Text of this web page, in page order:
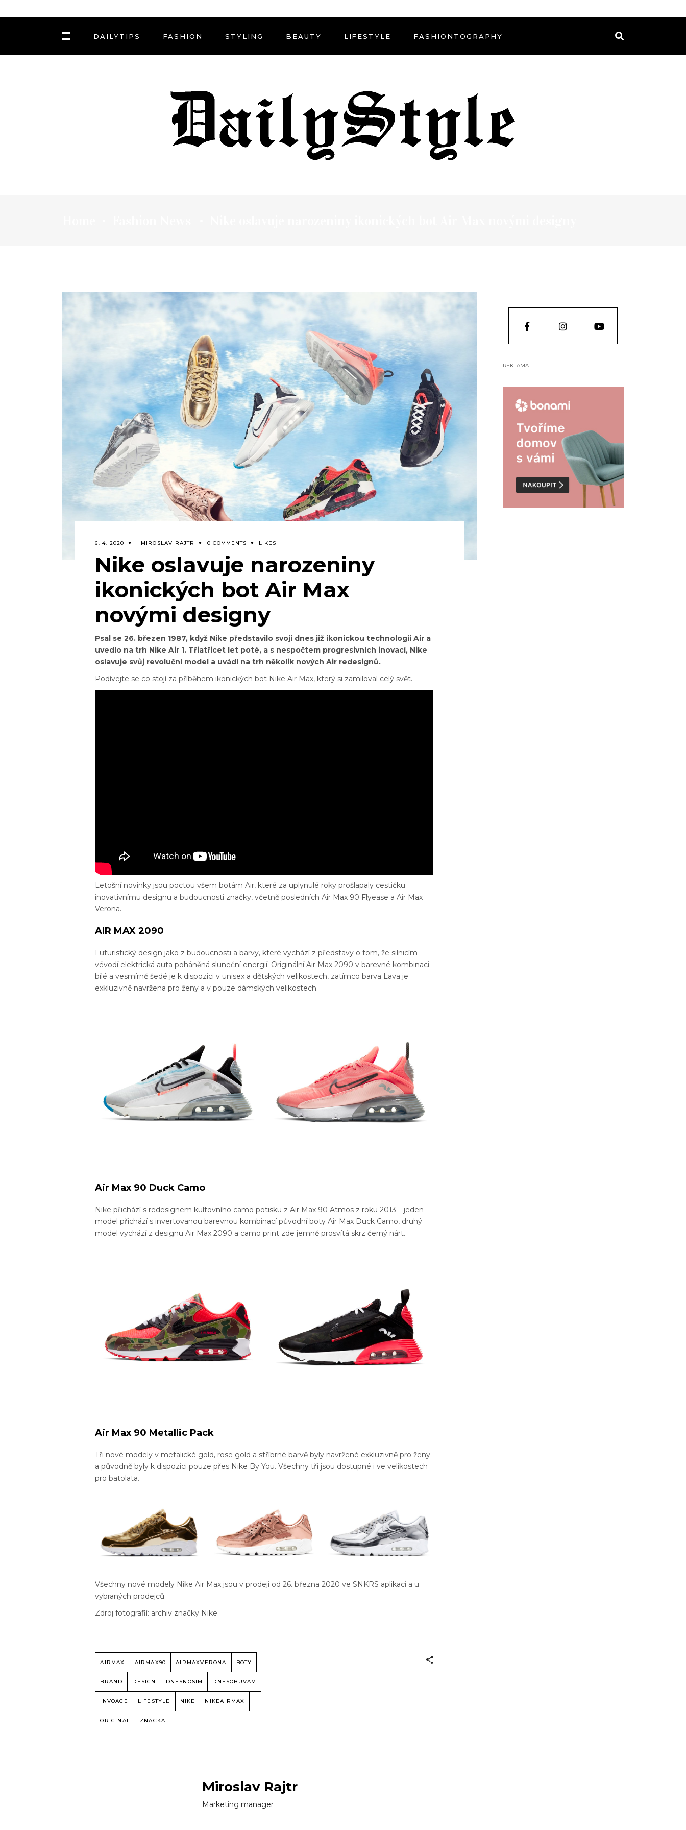
DAILYTIPS FASHION STYLING BEAUTY LIFESTYLE FASHIONTOGRAPHY
6. 4. 2020 MIROSLAV RAJTR 0 COMMENTS LIKES
Nike oslavuje narozeniny
ikonických bot Air Max
novými designy
Psal se 26. březen 1987, když Nike představilo svoji dnes již ikonickou technologii Air a
uvedlo na trh Nike Air 1. Třiatřicet let poté, a s nespočtem progresivních inovací, Nike
oslavuje svůj revoluční model a uvádí na trh několik nových Air redesignů.
Podívejte se co stojí za příběhem ikonických bot Nike Air Max, který si zamiloval celý svět.
Letošní novinky jsou poctou všem botám Air, které za uplynulé roky prošlapaly cestičku
inovativnímu designu a budoucnosti značky, včetně posledních Air Max 90 Flyease a Air Max
Verona.
AIR MAX 2090
Futuristický design jako z budoucnosti a barvy, které vychází z představy o tom, že silnicím
vévodí elektrická auta poháněná sluneční energií. Originální Air Max 2090 v barevné kombinaci
bílé a vesmírně šedé je k dispozici v unisex a dětských velikostech, zatímco barva Lava je
exkluzivně navržena pro ženy a v pouze dámských velikostech.
Air Max 90 Duck Camo
Nike přichází s redesignem kultovního camo potisku z Air Max 90 Atmos z roku 2013 – jeden
model přichází s invertovanou barevnou kombinací původní boty Air Max Duck Camo, druhý
model vychází z designu Air Max 2090 a camo print zde jemně prosvítá skrz černý nárt.
Air Max 90 Metallic Pack
Tři nové modely v metalické gold, rose gold a stříbrné barvě byly navržené exkluzivně pro ženy
a původně byly k dispozici pouze přes Nike By You. Všechny tři jsou dostupné i ve velikostech
pro batolata.
Všechny nové modely Nike Air Max jsou v prodeji od 26. března 2020 ve SNKRS aplikaci a u
vybraných prodejců.
Zdroj fotografií: archiv značky Nike
AIRMAX AIRMAX90 AIRMAXVERONA BOTY
BRAND DESIGN DNESNOSIM DNESOBUVAM
INVOACE LIFESTYLE NIKE NIKEAIRMAX
ORIGINAL ZNACKA
Miroslav Rajtr
Marketing manager
REKLAMA